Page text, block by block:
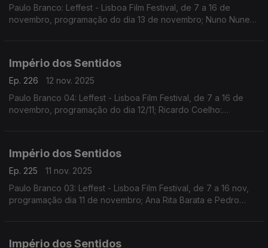
Paulo Branco: Leffest - Lisboa Film Festival, de 7 a 16 de
novembro, programação do dia 13 de novembro; Nuno Nunes:
Império dos Sentidos
Ep. 226
12 nov. 2025
Paulo Branco 04: Leffest - Lisboa Film Festival, de 7 a 16 de
novembro, programação do dia 12/11; Ricardo Coelho:
Império dos Sentidos
Ep. 225
11 nov. 2025
Paulo Branco 03: Leffest - Lisboa Film Festival, de 7 a 16 nov,
programação dia 11 de novembro; Ana Rita Barata e Pedro
Império dos Sentidos